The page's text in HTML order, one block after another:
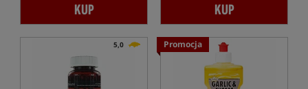
KUP KUP
5,0 Promocja